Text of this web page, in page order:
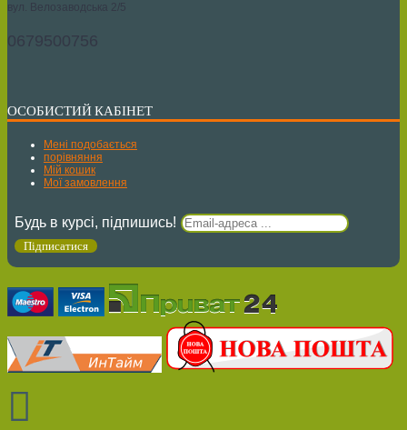
вул. Велозаводська 2/5
0679500756
ОСОБИСТИЙ КАБІНЕТ
Мені подобається
порівняння
Мій кошик
Мої замовлення
Будь в курсі, підпишись!
Підписатися